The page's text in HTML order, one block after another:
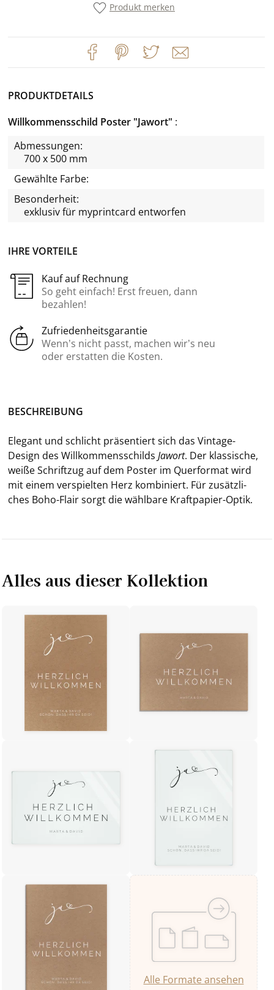
Produkt merken
IHRE VORTEILE
Kauf auf Rechnung
So geht einfach! Erst freuen, dann
bezahlen!
Zufriedenheitsgarantie
Wenn’s nicht passt, machen wir’s neu
oder erstatten die Kosten.
PRODUKTDETAILS
Willkommensschild Poster "Jawort"
Abmessungen:
700 x 500 mm
Gewählte Farbe:
Besonderheit:
exklusiv für myprintcard entworfen
BE­SCHREI­BUNG
Ele­gant und schlicht prä­sen­tiert sich das Vintage-​
Design des Will­kom­mens­schilds Ja­wort. Der klas­si­sche,
weiße Schrift­zug auf dem Pos­ter im Quer­for­mat wird
mit einem ver­spiel­ten Herz kom­bi­niert. Für zu­sätz­li­
ches Boho-​Flair sorgt die wähl­ba­re Kraftpapier-​Optik.
Alles aus dieser Kollektion
Alle Formate ansehen